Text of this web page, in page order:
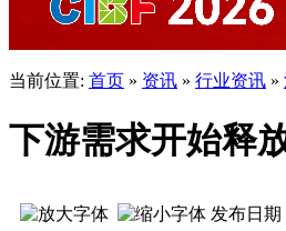
当前位置: 首页 » 资讯 » 行业资讯 »
下游需求开始释
发布日期